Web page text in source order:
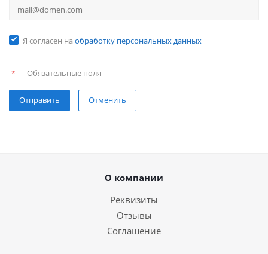
Я согласен на обработку персональных данных
* — Обязательные поля
Отправить Отменить
О компании
Реквизиты
Отзывы
Соглашение